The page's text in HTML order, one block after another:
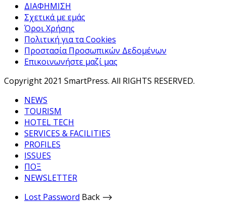
ΔΙΑΦΗΜΙΣΗ
Σχετικά με εμάς
Όροι Χρήσης
Πολιτική για τα Cookies
Προστασία Προσωπικών Δεδομένων
Επικοινωνήστε μαζί μας
Copyright 2021 SmartPress. All RIGHTS RESERVED.
NEWS
TOURISM
HOTEL TECH
SERVICES & FACILITIES
PROFILES
ISSUES
ΠΟΞ
NEWSLETTER
Lost Password Back ⟶